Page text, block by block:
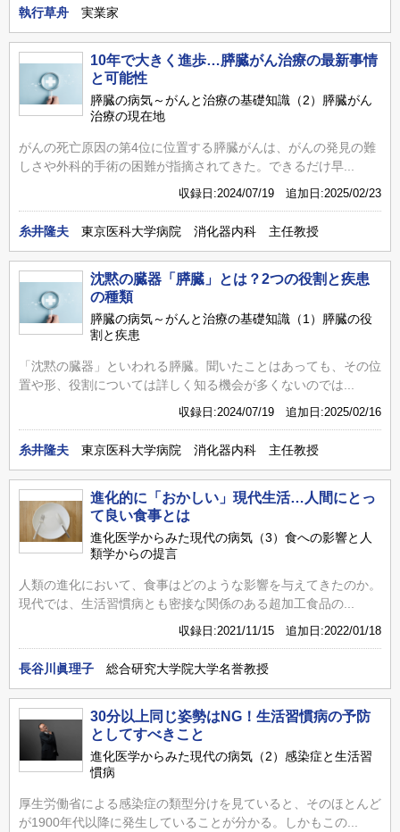
執行草舟 実業家
10年で大きく進歩…膵臓がん治療の最新事情
と可能性
膵臓の病気～がんと治療の基礎知識（2）膵臓がん
治療の現在地
がんの死亡原因の第4位に位置する膵臓がんは、がんの発見の難
しさや外科的手術の困難が指摘されてきた。できるだけ早...
収録日:2024/07/19 追加日:2025/02/23
糸井隆夫 東京医科大学病院 消化器内科 主任教授
沈黙の臓器「膵臓」とは？2つの役割と疾患
の種類
膵臓の病気～がんと治療の基礎知識（1）膵臓の役
割と疾患
「沈黙の臓器」といわれる膵臓。聞いたことはあっても、その位
置や形、役割については詳しく知る機会が多くないのでは...
収録日:2024/07/19 追加日:2025/02/16
糸井隆夫 東京医科大学病院 消化器内科 主任教授
進化的に「おかしい」現代生活…人間にとっ
て良い食事とは
進化医学からみた現代の病気（3）食への影響と人
類学からの提言
人類の進化において、食事はどのような影響を与えてきたのか。
現代では、生活習慣病とも密接な関係のある超加工食品の...
収録日:2021/11/15 追加日:2022/01/18
長谷川眞理子 総合研究大学院大学名誉教授
30分以上同じ姿勢はNG！生活習慣病の予防
としてすべきこと
進化医学からみた現代の病気（2）感染症と生活習
慣病
厚生労働省による感染症の類型分けを見ていると、そのほとんど
が1900年代以降に発生していることが分かる。しかもこの...